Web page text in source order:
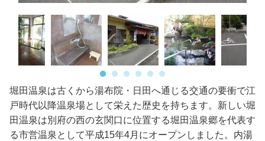
堀田温泉は古くから湯布院・日田へ通じる交通の要衝で江
戸時代以降温泉場として栄えた歴史を持ちます。新しい堀
田温泉は別府の西の玄関口に位置する堀田温泉郷を代表す
る市営温泉として平成15年4月にオープンしました。内湯